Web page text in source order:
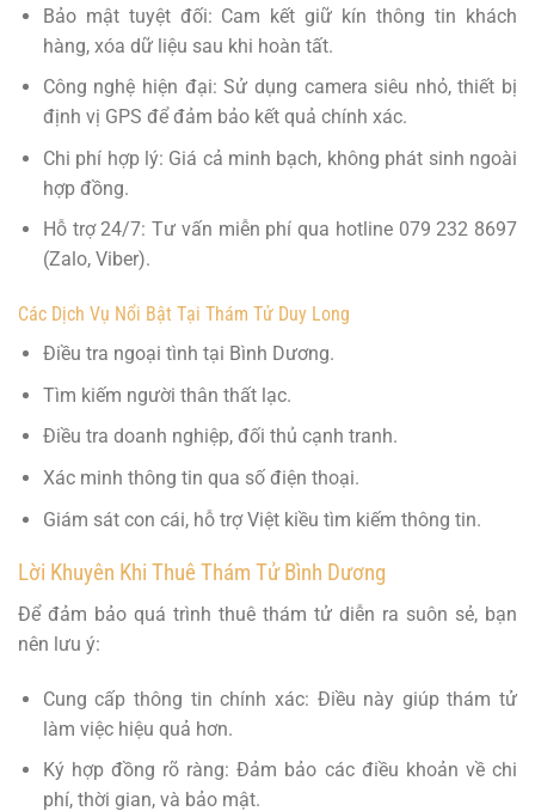
Bảo mật tuyệt đối: Cam kết giữ kín thông tin khách
hàng, xóa dữ liệu sau khi hoàn tất.
Công nghệ hiện đại: Sử dụng camera siêu nhỏ, thiết bị
định vị GPS để đảm bảo kết quả chính xác.
Chi phí hợp lý: Giá cả minh bạch, không phát sinh ngoài
hợp đồng.
Hỗ trợ 24/7: Tư vấn miễn phí qua hotline 079 232 8697
(Zalo, Viber).
Các Dịch Vụ Nổi Bật Tại Thám Tử Duy Long
Điều tra ngoại tình tại Bình Dương.
Tìm kiếm người thân thất lạc.
Điều tra doanh nghiệp, đối thủ cạnh tranh.
Xác minh thông tin qua số điện thoại.
Giám sát con cái, hỗ trợ Việt kiều tìm kiếm thông tin.
Lời Khuyên Khi Thuê Thám Tử Bình Dương
Để đảm bảo quá trình thuê thám tử diễn ra suôn sẻ, bạn
nên lưu ý:
Cung cấp thông tin chính xác: Điều này giúp thám tử
làm việc hiệu quả hơn.
Ký hợp đồng rõ ràng: Đảm bảo các điều khoản về chi
phí, thời gian, và bảo mật.